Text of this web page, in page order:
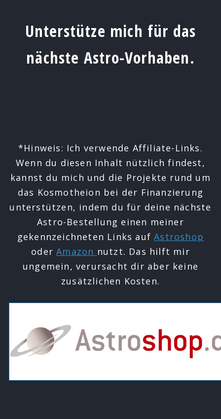
Unterstütze mich für das
nächste Astro-Vorhaben.
*Hinweis: Ich verwende Affiliate-Links.
Wenn du diesen Inhalt nützlich findest,
kannst du mich und die Projekte rund um
das Kosmotheion bei der Finanzierung
unterstützen, indem du für deine nächste
Astro-Bestellung einen meiner
gekennzeichneten Links aufAstroshop
oderAmazon nutzt. Das hilft mir
ungemein, verursacht dir aber keine
zusätzlichen Kosten.